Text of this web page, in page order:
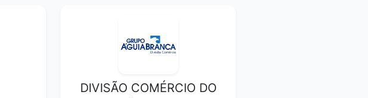
DIVISÃO COMÉRCIO DO